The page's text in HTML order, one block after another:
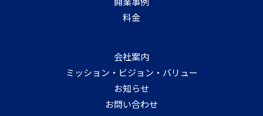
料金
会社案内
ミッション・ビジョン・バリュー
お知らせ
お問い合わせ